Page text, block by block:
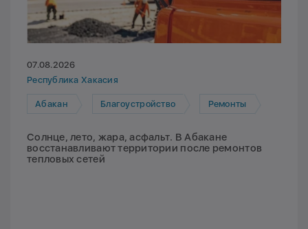
07.08.2026
Республика Хакасия
Абакан Благоустройство Ремонты
Солнце, лето, жара, асфальт. В Абакане
восстанавливают территории после ремонтов
тепловых сетей